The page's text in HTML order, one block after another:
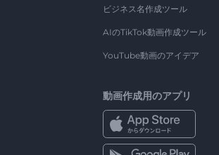
ビジネス名作成ツール
AIのTikTok動画作成ツール
YouTube動画のアイデア
動画作成用のアプリ